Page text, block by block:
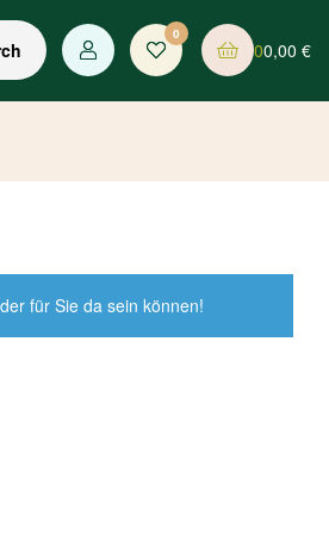
0
00,00 €
für Sie da sein können!